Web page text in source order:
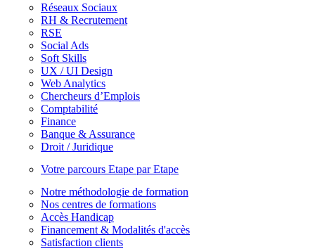
Réseaux Sociaux
RH & Recrutement
RSE
Social Ads
Soft Skills
UX / UI Design
Web Analytics
Chercheurs d’Emplois
Comptabilité
Finance
Banque & Assurance
Droit / Juridique
Votre parcours Etape par Etape
Notre méthodologie de formation
Nos centres de formations
Accès Handicap
Financement & Modalités d'accès
Satisfaction clients